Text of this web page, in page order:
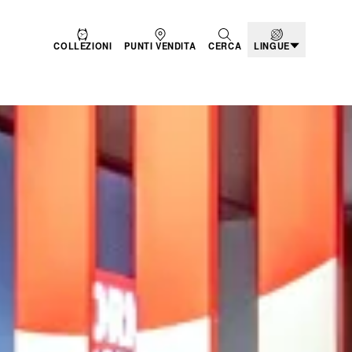
COLLEZIONI PUNTI VENDITA CERCA LINGUE